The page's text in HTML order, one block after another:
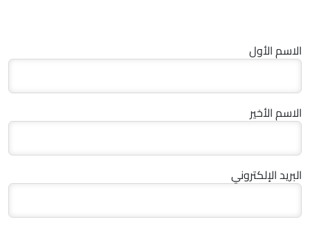
الاسم الأول
الاسم الأخير
البريد الإلكتروني